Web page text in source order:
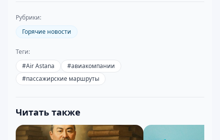
Рубрики:
Горячие новости
Теги:
#Air Astana #авиакомпании
#пассажирские маршруты
Читать также